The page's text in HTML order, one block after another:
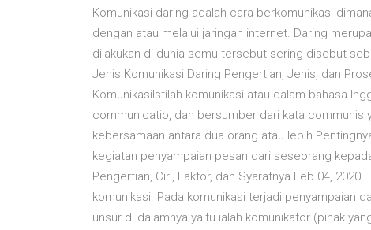
Komunikasi daring adalah cara berkomunikasi
dengan atau melalui jaringan internet. Daring
dilakukan di dunia semu tersebut sering disebut
Jenis Komunikasi Daring Pengertian, Jenis, dan
KomunikasiIstilah komunikasi atau dalam bahasa
communicatio, dan bersumber dari kata communis
kebersamaan antara dua orang atau
kegiatan penyampaian pesan dari seseorang
Pengertian, Ciri, Faktor, dan Syaratnya Feb 04, 2020
komunikasi. Pada komunikasi terjadi penyampaian
unsur di dalamnya yaitu ialah komunikator (pihak